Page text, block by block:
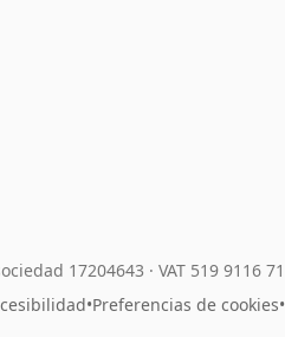
17204643 · VAT 519 9116 71
•Preferencias de cookies•